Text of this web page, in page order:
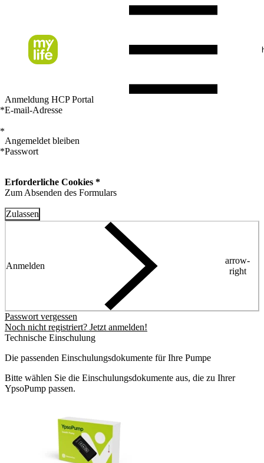
Anmeldung HCP Portal
*E-mail-Adresse
*
Angemeldet bleiben
*Passwort
Erforderliche Cookies *
Zum Absenden des Formulars
Zulassen
Anmelden
arrow-
right
Passwort vergessen
Noch nicht registriert? Jetzt anmelden!
Technische Einschulung
Die passenden Einschulungsdokumente für Ihre Pumpe
Bitte wählen Sie die Einschulungsdokumente aus, die zu Ihrer
YpsoPump passen.